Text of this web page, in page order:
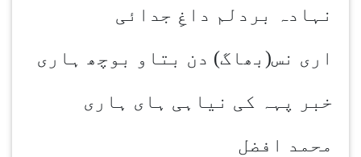
نہادہ بردلم داغِ جدائی
اری نس(بھاگ) دن بتاو بوچھ ہاری
خبر پہہ کی نیاہی ہای ہاری
محمد افضل